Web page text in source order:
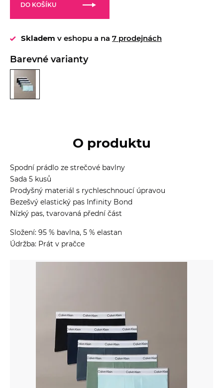
DO KOŠÍKU
Skladem v eshopu a na 7 prodejnách
Barevné varianty
O produktu
Spodní prádlo ze strečové bavlny
Sada 5 kusů
Prodyšný materiál s rychleschnoucí úpravou
Bezešvý elastický pas Infinity Bond
Nízký pas, tvarovaná přední část
Složení: 95 % bavlna, 5 % elastan
Údržba: Prát v pračce